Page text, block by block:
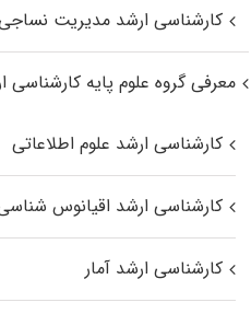
کارشناسی ارشد مدیریت
معرفی گروه علوم پایه کارشناسی
کارشناسی ارشد علوم اطلاعاتی
کارشناسی ارشد اقیانوس‌
کارشناسی ارشد آمار